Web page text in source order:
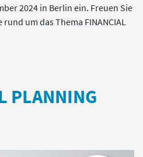
2024 in Berlin ein. Freuen Sie
um das Thema FINANCIAL
PLANNING